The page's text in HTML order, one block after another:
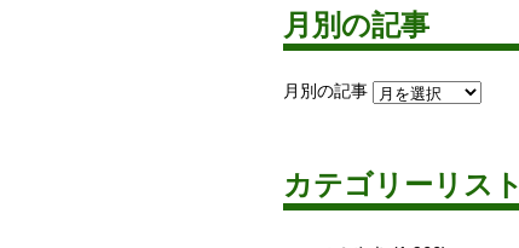
月別の記事
月別の記事
カテゴリーリスト